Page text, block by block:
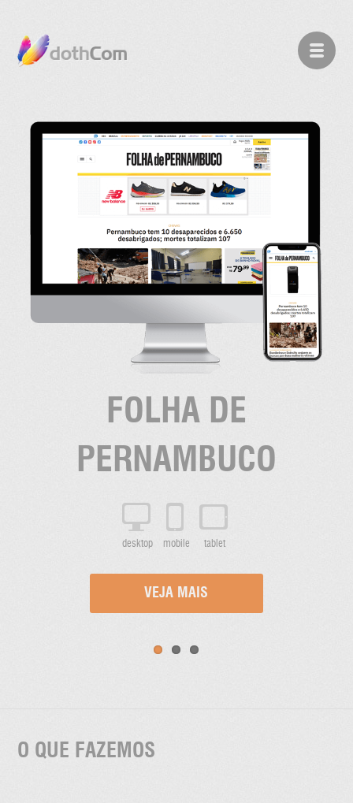
FOLHA DE
PERNAMBUCO
desktop mobile tablet
VEJA MAIS
O QUE FAZEMOS